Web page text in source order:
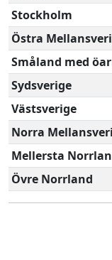
Stockholm
Östra
Småland med
Sydsverige
Västsverige
Norra
Mellersta
Övre Norrland